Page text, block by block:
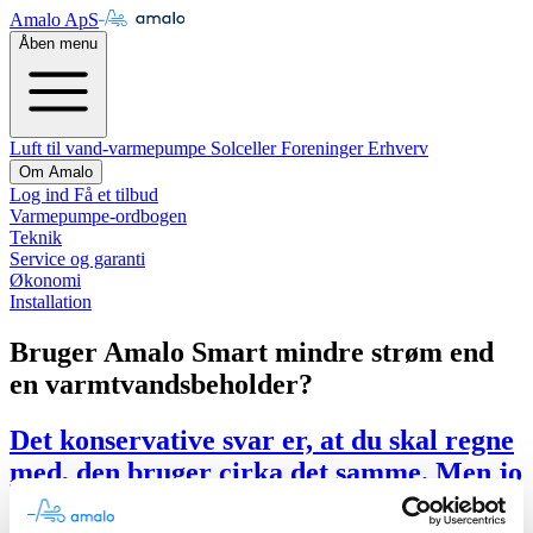
Amalo ApS
Åben menu
Luft til vand-varmepumpe SolcellerForeningerErhverv
Om Amalo
Log ind Få et tilbud
Varmepumpe-ordbogen
Teknik
Service og garanti
Økonomi
Installation
Bruger Amalo Smart mindre strøm end
en varmtvandsbeholder?
Det konservative svar er, at du skal regne
med, den bruger cirka det samme. Men jo
mere forbrugsdata, vi får ind fra kunder,